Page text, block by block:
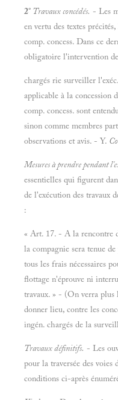
2° Travaux concédés. - Les
en vertu des textes
comp. concess. Dans ce
obligatoire l'intervention
chargés rie surveiller
applicable à la concession
comp. concess. sont
sinon comme membres
observations et avis. - Y.
Mesures à prendre pendant
essentielles qui figurent
de l'exécution des travaux
:
« Art. 17. - A la rencontre
la compagnie sera tenue
tous les frais nécessaires
flottage n'éprouve ni
travaux. » - (On verra plus
donner lieu, contre les
ingén. chargés de la
Travaux définitifs. - Les
pour la traversée des
conditions ci-après